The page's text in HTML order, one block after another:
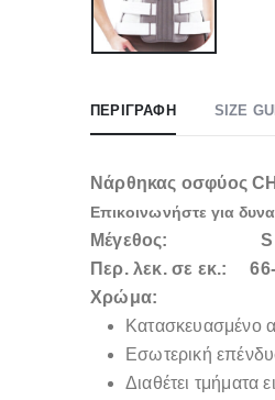
ΠΕΡΙΓΡΑΦΉ SIZE
Νάρθηκας οσφύος
Επικοινωνήστε για
Περ. λεκ. σε εκ.:
Χρώμα:
Κατασκευασμένο
Εσωτερική
Διαθέτει τμήματα